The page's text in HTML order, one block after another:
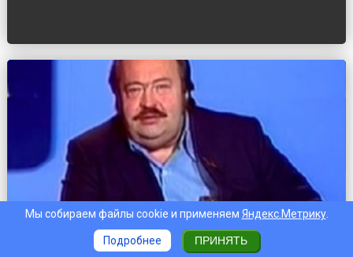
Александр Бовин
Мы собираем файлы cookie и применяем Яндекс.Метрику.
Подробнее ПРИНЯТЬ